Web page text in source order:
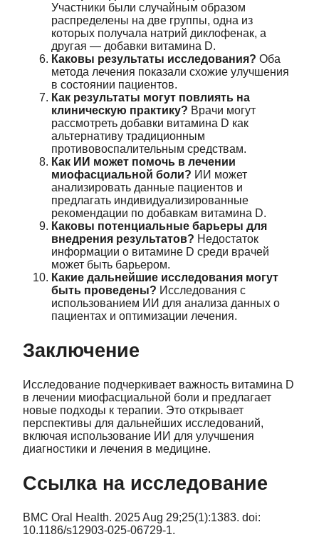
Участники были случайным образом
распределены на две группы, одна из
которых получала натрий диклофенак, а
другая — добавки витамина D.
Каковы результаты исследования? Оба
метода лечения показали схожие улучшения
в состоянии пациентов.
Как результаты могут повлиять на
клиническую практику? Врачи могут
рассмотреть добавки витамина D как
альтернативу традиционным
противовоспалительным средствам.
Как ИИ может помочь в лечении
миофасциальной боли? ИИ может
анализировать данные пациентов и
предлагать индивидуализированные
рекомендации по добавкам витамина D.
Каковы потенциальные барьеры для
внедрения результатов? Недостаток
информации о витамине D среди врачей
может быть барьером.
Какие дальнейшие исследования могут
быть проведены? Исследования с
использованием ИИ для анализа данных о
пациентах и оптимизации лечения.
Заключение
Исследование подчеркивает важность витамина D
в лечении миофасциальной боли и предлагает
новые подходы к терапии. Это открывает
перспективы для дальнейших исследований,
включая использование ИИ для улучшения
диагностики и лечения в медицине.
Ссылка на исследование
BMC Oral Health. 2025 Aug 29;25(1):1383. doi:
10.1186/s12903-025-06729-1.